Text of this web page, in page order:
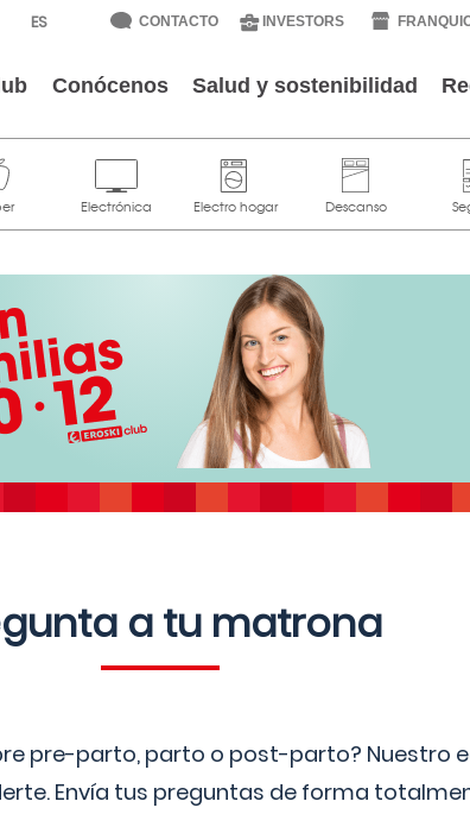
CONTACTO INVESTORS
Conócenos Salud y sostenibilidad
a tu matrona
pre-parto, parto o post-parto? Nuestro
Envía tus preguntas de forma